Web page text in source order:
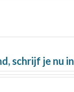
schrijf je nu